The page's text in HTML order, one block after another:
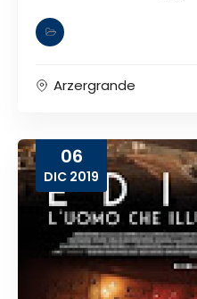
Arzergrande
06
DIC 2019